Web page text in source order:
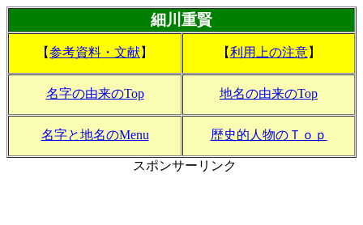
細川重賢
【参考資料・文献】 【利用上の注意】
名字の由来のTop 地名の由来のTop
名字と地名のMenu 歴史的人物のＴｏｐ
スポンサーリンク